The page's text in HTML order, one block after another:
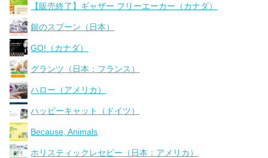
【販売終了】ギャザー フリーエーカー（カナダ）
銀のスプーン（日本）
GO!（カナダ）
グランツ（日本：フランス）
ハロー（アメリカ）
ハッピーキャット（ドイツ）
Because, Animals
ホリスティックレセピー（日本：アメリカ）